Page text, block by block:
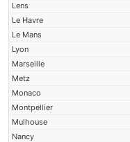
Lens
Le Havre
Le Mans
Lyon
Marseille
Metz
Monaco
Montpellier
Mulhouse
Nancy